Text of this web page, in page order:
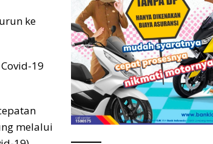
ke
19
melalui